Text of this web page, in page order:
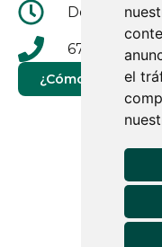
el
De lunes a
679 815 411
¿Cómo llegar?